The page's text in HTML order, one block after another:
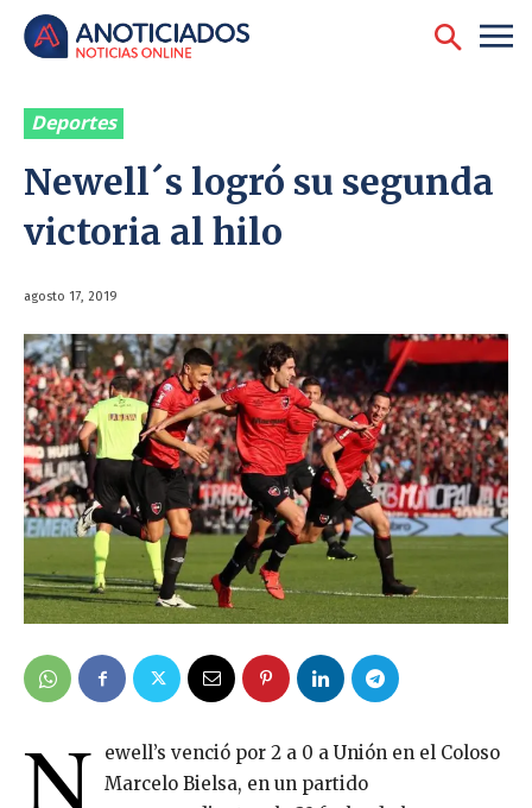
Deportes
Newell´s logró su segunda
victoria al hilo
agosto 17, 2019
N
ewell’s venció por 2 a 0 a Unión en el Coloso
Marcelo Bielsa, en un partido